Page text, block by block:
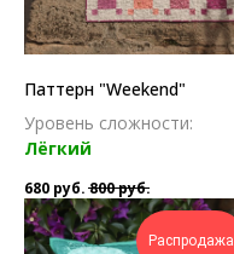
Паттерн "Weekend"
Уровень сложности:
Лёгкий
680 руб. 800руб.
Распродажа